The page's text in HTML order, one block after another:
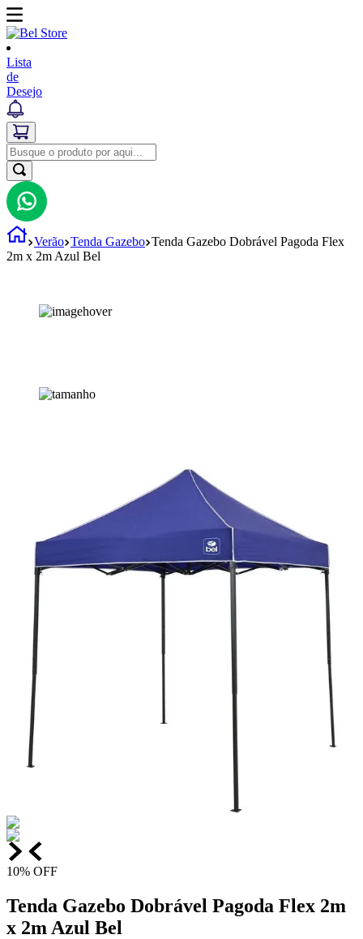
Lista
de
Desejo
Verão Tenda Gazebo Tenda Gazebo Dobrável Pagoda Flex
2m x 2m Azul Bel
10% OFF
Tenda Gazebo Dobrável Pagoda Flex 2m
x 2m Azul Bel